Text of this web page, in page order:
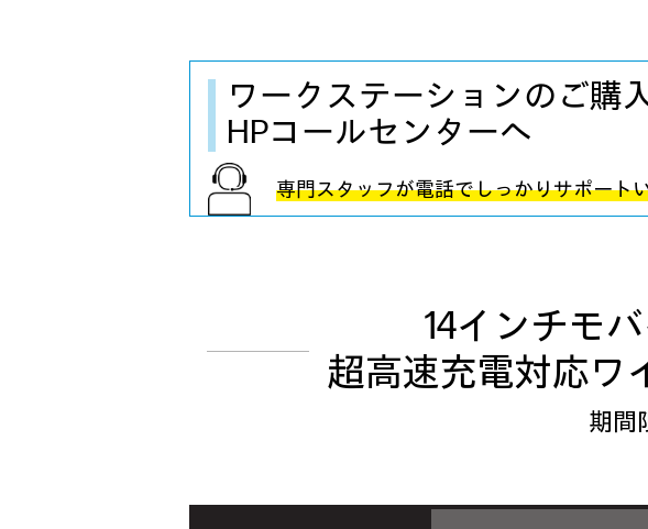
ワークステーションのご購
HPコールセンターへ
専門スタッフが電話でしっかりサポート
14インチモ
超高速充電対応ワ
期間